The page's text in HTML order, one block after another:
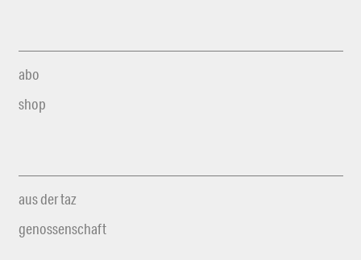
abo
shop
aus der taz
genossenschaft